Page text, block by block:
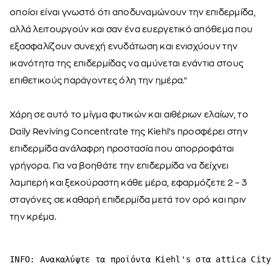
οποίοι είναι γνωστό ότι αποδυναμώνουν την επιδερμίδα,
αλλά λειτουργούν και σαν ένα ευεργετικό απόθεμα που
εξασφαλίζουν συνεχή ενυδάτωση και ενισχύουν την
ικανότητα της επιδερμίδας να αμύνεται ενάντια στους
επιθετικούς παράγοντες όλη την ημέρα."
Χάρη σε αυτό το μίγμα φυτικών και αιθέριων ελαίων, το
Daily Reviving Concentrate της Kiehl’s προσφέρει στην
επιδερμίδα ανάλαφρη προστασία που απορροφάται
γρήγορα. Για να βοηθάτε την επιδερμίδα να δείχνει
λαμπερή και ξεκούραστη κάθε μέρα, εφαρμόζετε 2 – 3
σταγόνες σε καθαρή επιδερμίδα μετά τον ορό και πριν
την κρέμα.
ΙNFO: Ανακαλύψτε τα προϊόντα Kiehl's στα attica